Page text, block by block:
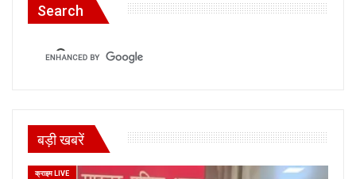
Search
बड़ी खबरें
क्राइम LIVE